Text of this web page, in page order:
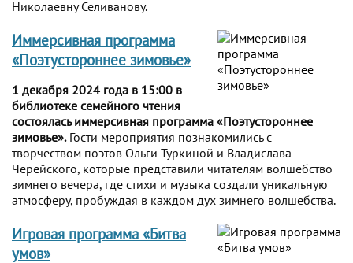
Николаевну Селиванову.
Иммерсивная программа
«Поэтустороннее зимовье»
1 декабря 2024 года в 15:00 в
библиотеке семейного чтения
состоялась иммерсивная программа «Поэтустороннее
зимовье».Гости мероприятия познакомились с
творчеством поэтов Ольги Туркиной и Владислава
Черейского, которые представили читателям волшебство
зимнего вечера, где стихи и музыка создали уникальную
атмосферу, пробуждая в каждом дух зимнего волшебства.
Игровая программа «Битва
умов»